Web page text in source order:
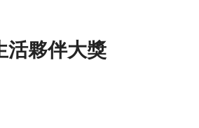
活夥伴大獎